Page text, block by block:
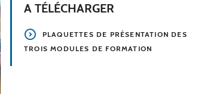
A TÉLÉCHARGER
PLAQUETTES DE PRÉSENTATION DES
TROIS MODULES DE FORMATION